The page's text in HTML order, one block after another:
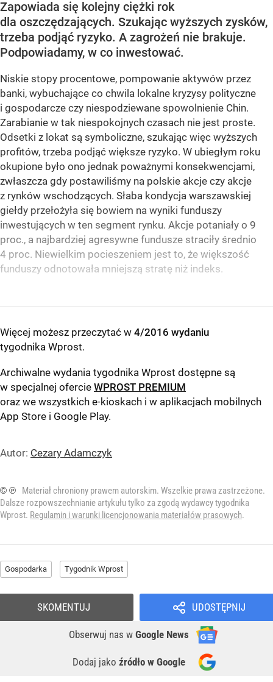
Zapowiada się kolejny ciężki rok
dla oszczędzających. Szukając wyższych zysków,
trzeba podjąć ryzyko. A zagrożeń nie brakuje.
Podpowiadamy, w co inwestować.
Niskie stopy procentowe, pompowanie aktywów przez
banki, wybuchające co chwila lokalne kryzysy polityczne
i gospodarcze czy niespodziewane spowolnienie Chin.
Zarabianie w tak niespokojnych czasach nie jest proste.
Odsetki z lokat są symboliczne, szukając więc wyższych
profitów, trzeba podjąć większe ryzyko. W ubiegłym roku
okupione było ono jednak poważnymi konsekwencjami,
zwłaszcza gdy postawiliśmy na polskie akcje czy akcje
z rynków wschodzących. Słaba kondycja warszawskiej
giełdy przełożyła się bowiem na wyniki funduszy
inwestujących w ten segment rynku. Akcje potaniały o 9
proc., a najbardziej agresywne fundusze straciły średnio
4 proc. Niewielkim pocieszeniem jest to, że większość
funduszy odnotowała mniejszą stratę niż indeks.
Więcej możesz przeczytać w 4/2016 wydaniu
tygodnika Wprost.
Archiwalne wydania tygodnika Wprost dostępne są
w specjalnej ofercie WPROST PREMIUM
oraz we wszystkich e-kioskach i w aplikacjach mobilnych
App Store i Google Play.
Autor: Cezary Adamczyk
© ℗
Materiał chroniony prawem autorskim. Wszelkie prawa zastrzeżone.
Dalsze rozpowszechnianie artykułu tylko za zgodą wydawcy tygodnika
Wprost. Regulamin i warunki licencjonowania materiałów prasowych.
Gospodarka Tygodnik Wprost
UDOSTĘPNIJ
Obserwuj nas w Google News
Dodaj jako źródło w Google
SKOMENTUJ